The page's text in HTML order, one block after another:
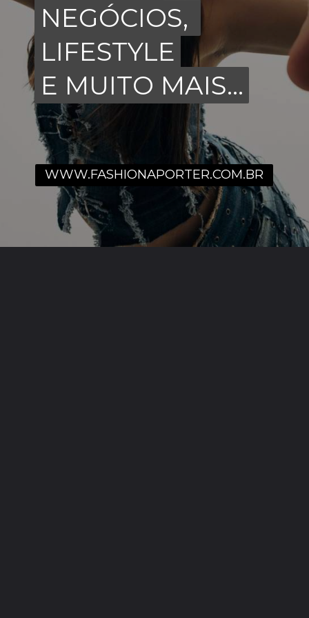
WWW.FASHIONAPORTER.COM.BR
NEGÓCIOS,
LIFESTYLE
E MUITO MAIS...
NEGÓCIOS,
LIFESTYLE
E MUITO MAIS...